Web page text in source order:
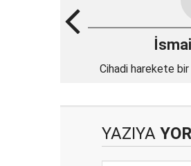
Cihadi harekete
YAZIYA